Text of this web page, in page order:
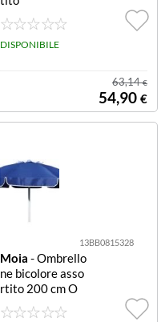
DISPONIBILE
63,14€
54,90 €
13BB0815328
Moia - Ombrello
ne bicolore asso
rtito 200 cm O
mbrellone Moia
E527 BICOLOR